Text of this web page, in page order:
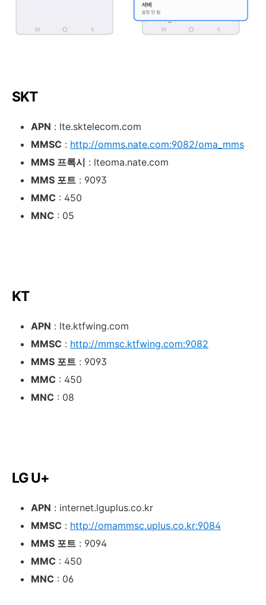
SKT
APN : lte.sktelecom.com
MMSC : http://omms.nate.com:9082/oma_mms
MMS 프록시 : lteoma.nate.com
MMS 포트 : 9093
MMC : 450
MNC : 05
KT
APN : lte.ktfwing.com
MMSC : http://mmsc.ktfwing.com:9082
MMS 포트 : 9093
MMC : 450
MNC : 08
LG U+
APN : internet.lguplus.co.kr
MMSC : http://omammsc.uplus.co.kr:9084
MMS 포트 : 9094
MMC : 450
MNC : 06